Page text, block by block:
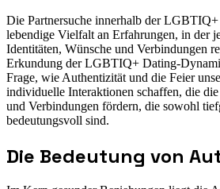
Die Partnersuche innerhalb der
lebendige Vielfalt an Erfahrungen, in der
Identitäten, Wünsche und Verbindungen
Erkundung der LGBTIQ+ Dating-
Frage, wie Authentizität und die Feier
individuelle Interaktionen schaffen, die
und Verbindungen fördern, die sowohl
bedeutungsvoll sind.
Die Bedeutung von